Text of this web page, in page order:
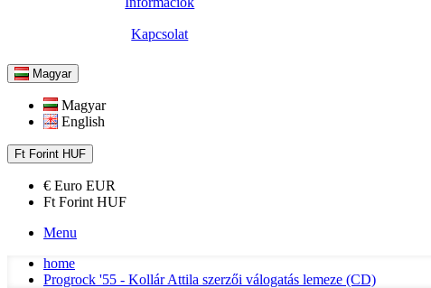
Kapcsolat
Magyar
Magyar
English
Ft Forint HUF
€ Euro EUR
Ft Forint HUF
Menu
home
Progrock '55 - Kollár Attila szerzői válogatás lemeze (CD)